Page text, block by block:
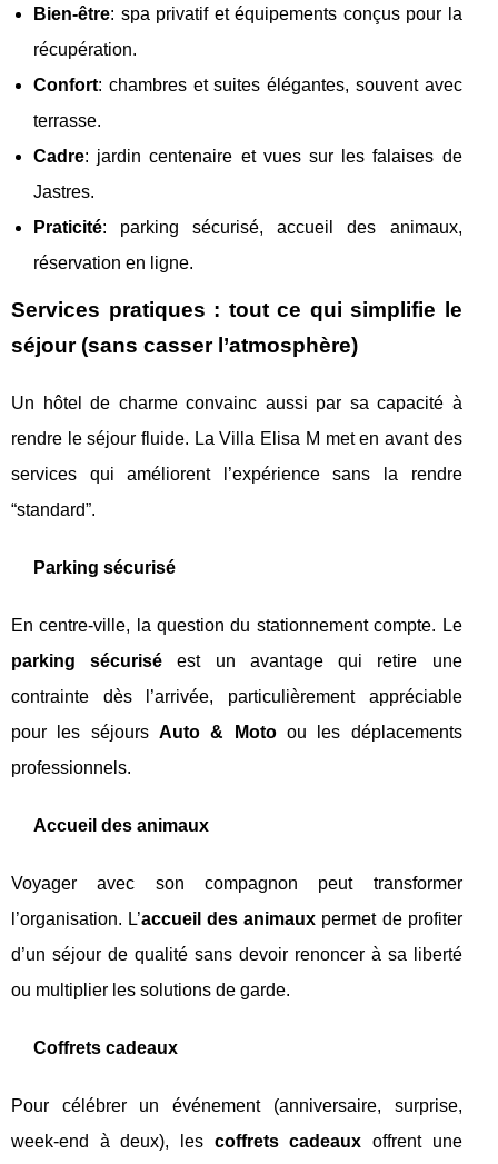
Bien-être: spa privatif et équipements conçus pour la
récupération.
Confort: chambres et suites élégantes, souvent avec
terrasse.
Cadre: jardin centenaire et vues sur les falaises de
Jastres.
Praticité: parking sécurisé, accueil des animaux,
réservation en ligne.
Services pratiques : tout ce qui simplifie le
séjour (sans casser l’atmosphère)
Un hôtel de charme convainc aussi par sa capacité à
rendre le séjour fluide. La Villa Elisa M met en avant des
services qui améliorent l’expérience sans la rendre
“standard”.
Parking sécurisé
En centre-ville, la question du stationnement compte. Le
parking sécurisé est un avantage qui retire une
contrainte dès l’arrivée, particulièrement appréciable
pour les séjours Auto & Motoou les déplacements
professionnels.
Accueil des animaux
Voyager avec son compagnon peut transformer
l’organisation. L’accueil des animaux permet de profiter
d’un séjour de qualité sans devoir renoncer à sa liberté
ou multiplier les solutions de garde.
Coffrets cadeaux
Pour célébrer un événement (anniversaire, surprise,
week-end à deux), les coffrets cadeaux offrent une